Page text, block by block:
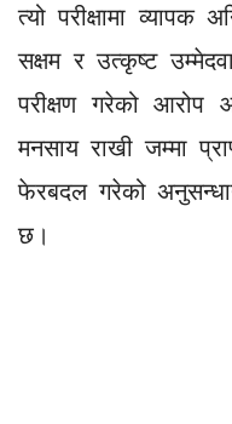
त्यो परीक्षामा
सक्षम र उत्कृष्ट
परीक्षण गरेको आरोप
मनसाय राखी जम्मा
फेरबदल गरेको
छ।